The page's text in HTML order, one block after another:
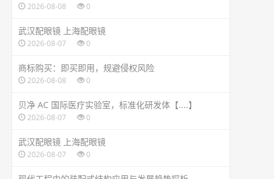
2026-08-08 0
武汉配眼镜 上海配眼镜
2026-08-07 0
商标购买：即买即用，规避侵权风险
2026-08-08 0
贝净 AC 国际医疗实验室，标准化研发体【....】
2026-08-07 0
武汉配眼镜 上海配眼镜
2026-08-07 0